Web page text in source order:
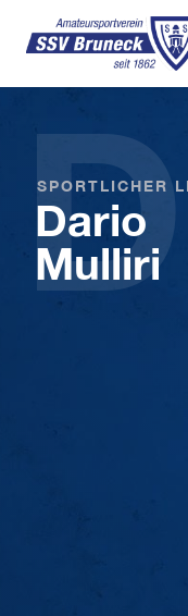
SPORTLICHER
Dario
Mulliri